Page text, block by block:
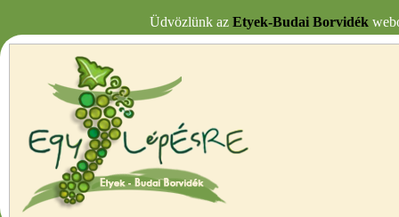
Üdvözlünk az Etyek-Budai Borvidék